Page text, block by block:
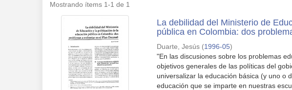
Mostrando ítems 1-1 de 1
La debilidad del Ministerio de
pública en Colombia: dos
Duarte, Jesús (1996-05)
"En las discusiones sobre los problemas
objetivos generales de las políticas del
universalizar la educación básica (y uno o
educación que se imparte en nuestras